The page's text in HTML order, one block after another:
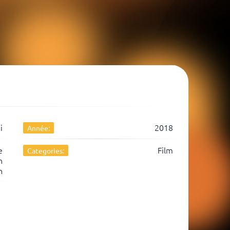
Année:
2018
Categories: Film